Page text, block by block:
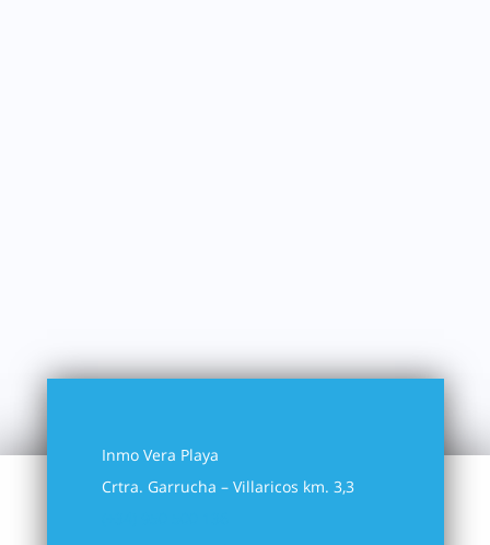
Inmo Vera Playa
Crtra. Garrucha – Villaricos km. 3,3